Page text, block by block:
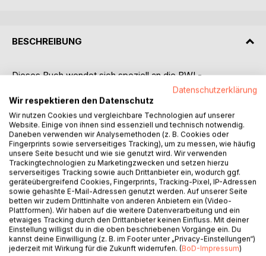
BESCHREIBUNG
Dieses Buch wendet sich speziell an die BWL-
Studierenden der Hochschule für angewandte
Wissenschaften Kempten. Basierend auf der langjährigen
Erfahrung der Autoren wurden diese
anwendungsorientierten und konkreten Erläuterungen für
das Erstellen einer wissenschaftlichen Arbeit (Seminar-,
Bachelor- und Masterarbeit) erstellt.
Nicht die Vielzahl der Möglichkeiten des
wissenschaftlichen Arbeitens wird dargestellt, sondern es
gibt eine Vorgabe für die Umsetzung der formalen
Anforderungen der beiden Autoren an die von ihnen
betreuten wissenschaftlichen Arbeiten. Das Besondere an
diesem Buch sind die exakten und alternativlosen Vorgaben
für die zu erstellende wissenschaftliche Arbeit.
Das Buch ist keine Bedienungsanleitung für Word oder
Datenschutzerklärung
Wir respektieren den Datenschutz
Wir nutzen Cookies und vergleichbare Technologien auf unserer
Website. Einige von ihnen sind essenziell und technisch notwendig.
Daneben verwenden wir Analysemethoden (z. B. Cookies oder
Fingerprints sowie serverseitiges Tracking), um zu messen, wie häufig
unsere Seite besucht und wie sie genutzt wird. Wir verwenden
Trackingtechnologien zu Marketingzwecken und setzen hierzu
serverseitiges Tracking sowie auch Drittanbieter ein, wodurch ggf.
geräteübergreifend Cookies, Fingerprints, Tracking-Pixel, IP-Adressen
sowie gehashte E-Mail-Adressen genutzt werden. Auf unserer Seite
betten wir zudem Drittinhalte von anderen Anbietern ein (Video-
Plattformen). Wir haben auf die weitere Datenverarbeitung und ein
etwaiges Tracking durch den Drittanbieter keinen Einfluss. Mit deiner
Einstellung willigst du in die oben beschriebenen Vorgänge ein. Du
kannst deine Einwilligung (z. B. im Footer unter „Privacy-Einstellungen“)
jederzeit mit Wirkung für die Zukunft widerrufen. (BoD-Impressum)